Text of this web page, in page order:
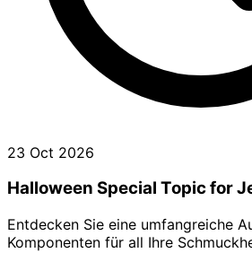
23 Oct 2026
Halloween Special Topic for
Entdecken Sie eine umfangreiche
Komponenten für all Ihre